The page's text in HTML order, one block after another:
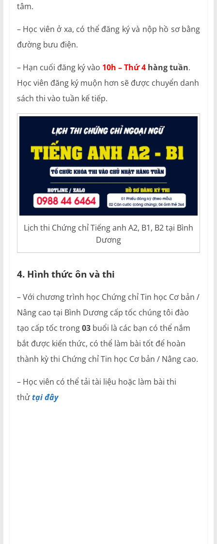
tâm.
– Học viên ở xa, có thể đăng ký và nộp hồ sơ bằng
đường bưu điện.
– Hạn cuối đăng ký vào 10h – Thứ 4hàng tuần.
Học viên đăng ký muộn hơn sẽ được chuyển danh
sách thi vào tuần kế tiếp.
Lịch thi Chứng chỉ Tiếng anh A2, B1, B2 tại Bình
Dương
4. Hình thức ôn và thi
– Với chương trình học Chứng chỉ Tin học Cơ bản /
Nâng cao tại Bình Dương cấp tốc chúng tôi đào
tạo cấp tốc trong03buổi là các bạn có thể nắm
bắt được kiến thức, có thể làm bài tốt để hoàn
thành kỳ thi Chứng chỉ Tin học Cơ bản / Nâng cao.
– Học viên có thể tải tài liệu hoặc làm bài thi
thửtại đây